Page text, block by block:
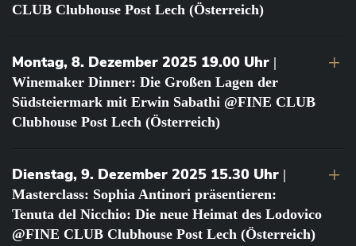
CLUB Clubhouse Post Lech (Österreich)
Montag, 8. Dezember 2025 19.00 Uhr |
Winemaker Dinner: Die Großen Lagen der
Südsteiermark mit Erwin Sabathi @FINE CLUB
Clubhouse Post Lech (Österreich)
Dienstag, 9. Dezember 2025 15.30 Uhr |
Masterclass: Sophia Antinori präsentieren:
Tenuta del Nicchio: Die neue Heimat des Lodovico
@FINE CLUB Clubhouse Post Lech (Österreich)